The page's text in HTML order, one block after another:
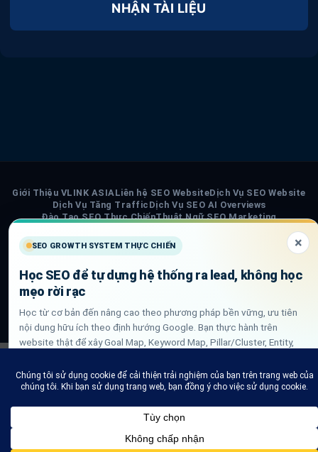
NHẬN TÀI LIỆU
On
Delivery
Giới Thiệu VLINK ASIA Liên hệ SEO WebsiteDịch Vụ SEO Website
Dịch Vụ Tăng Traffic Dịch Vụ SEO AI Overviews
Đào Tạo SEO Thực ChiếnThuật Ngữ SEO Marketing
Privacy PolicyChính Sách Nội Dung AI
Sơ đồ trang VLINK ASIA
COPYRIGHT 2026 © VLINK ASIA
SEO GROWTH SYSTEM THỰC CHIẾN ×
Học SEO để tự dựng hệ thống ra lead, không học
mẹo rời rạc
Học từ cơ bản đến nâng cao theo phương pháp bền vững, ưu tiên
nội dung hữu ích theo định hướng Google. Bạn thực hành trên
website thật để xây Goal Map, Keyword Map, Pillar/Cluster, Entity,
Xem lộ trình học SEO thực chiến